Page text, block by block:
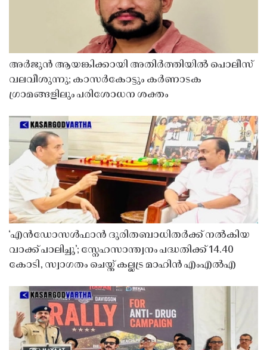
അർജുൻ ആയങ്കിക്കായി അതിർത്തിയിൽ പൊലീസ്
വലവീശുന്നു; കാസർകോട്ടും കർണാടക
ഗ്രാമങ്ങളിലും പരിശോധന ശക്തം
‘എൻഡോസൾഫാൻ ദുരിതബാധിതർക്ക് നൽകിയ
വാക്ക് പാലിച്ചു’; സ്നേഹസാന്ത്വനം പദ്ധതിക്ക് 14.40
കോടി, സ്വാഗതം ചെയ്ത് കല്ലട്ര മാഹിൻ എംഎൽഎ